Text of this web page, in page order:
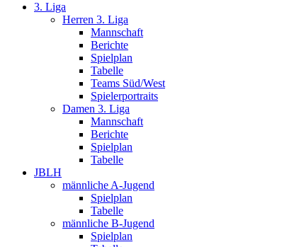
3. Liga
Herren 3. Liga
Mannschaft
Berichte
Spielplan
Tabelle
Teams Süd/West
Spielerportraits
Damen 3. Liga
Mannschaft
Berichte
Spielplan
Tabelle
JBLH
männliche A-Jugend
Spielplan
Tabelle
männliche B-Jugend
Spielplan